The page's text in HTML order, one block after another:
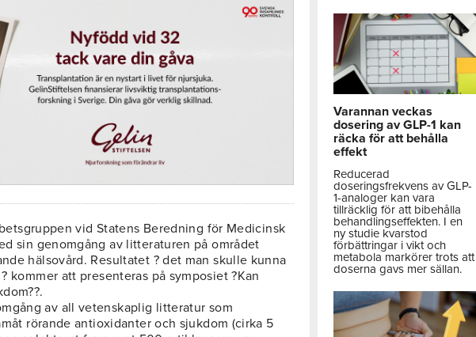
vid Statens Beredning för Medicinsk
sin genomgång av litteraturen på området
hälsovård. Resultatet ? det man skulle kunna
kommer att presenteras på symposiet ?Kan
av all vetenskaplig litteratur som
rörande antioxidanter och sjukdom (cirka 5
Varannan veckas
dosering av GLP-1 kan
räcka för att behålla
effekt
Reducerad
doseringsfrekvens av GLP-
1-analoger kan vara
tillräcklig för att bibehålla
behandlingseffekten. I en
ny studie kvarstod
förbättringar i vikt och
metabola markörer trots att
doserna gavs mer sällan.